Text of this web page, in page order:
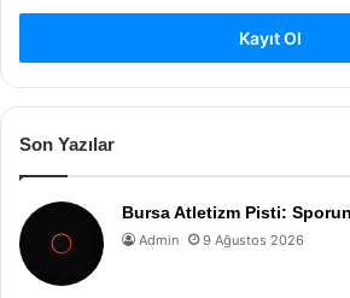
Kayıt Ol
Son Yazılar
Bursa Atletizm Pisti:
Admin 9 Ağustos 2026